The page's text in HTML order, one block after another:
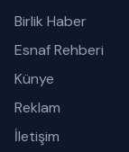
Birlik Haber
Esnaf Rehberi
Künye
Reklam
İletişim